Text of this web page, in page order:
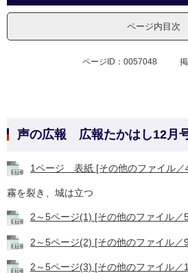
ページ内目次
ページID：0057048
声の広報 広報たかはし12月号
​1ページ 表紙 [その他のファイル／
霧を裂き、城は立つ
2～5ページ(1) [その他のファイル／
2～5ページ(2) [その他のファイル／
2～5ページ(3) [その他のファイル／